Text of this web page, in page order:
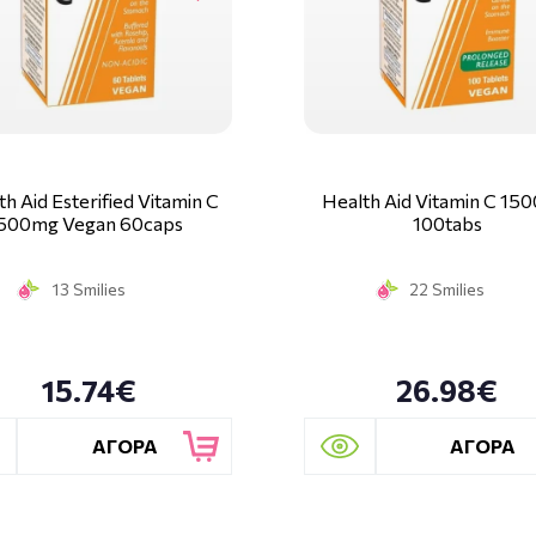
Aid Esterified Vitamin C
Vegan 60caps
13 Smilies
15.74€
ΑΓΟΡΑ
Health Aid Vitamin C
100tabs
22 Smilies
26.98€
ΑΓΟΡΑ